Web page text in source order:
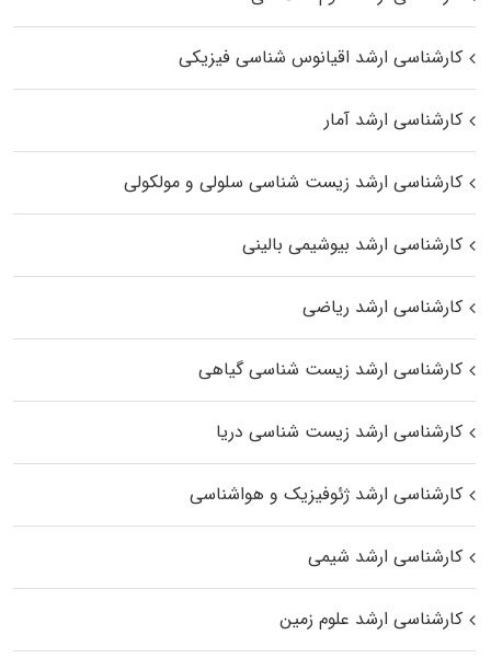
کارشناسی ارشد اقیانوس‌ شناسی فیزیکی
کارشناسی ارشد آمار
کارشناسی ارشد زیست شناسی سلولی و مولکولی
کارشناسی ارشد بیوشیمی بالینی
کارشناسی ارشد ریاضی
کارشناسی ارشد زیست‌ شناسی گیاهی
کارشناسی ارشد زیست‌ شناسی دریا
کارشناسی ارشد ژئوفیزیک و هواشناسی
کارشناسی ارشد شیمی
کارشناسی ارشد علوم زمین